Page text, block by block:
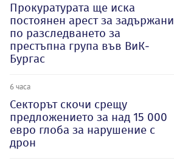
Прокуратурата ще иска
постоянен арест за задържани
по разследването за
престъпна група във ВиК-
Бургас
6 часа
Секторът скочи срещу
предложението за над 15 000
евро глоба за нарушение с
дрон